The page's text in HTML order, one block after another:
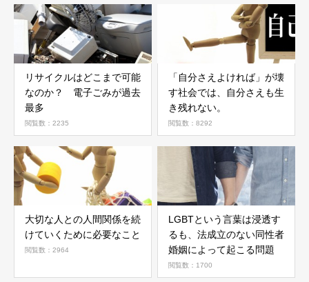
リサイクルはどこまで可能
なのか？ 電子ごみが過去
最多
閲覧数：2235
「自分さえよければ」が壊
す社会では、自分さえも生
き残れない。
閲覧数：8292
大切な人との人間関係を続
けていくために必要なこと
閲覧数：2964
LGBTという言葉は浸透す
るも、法成立のない同性者
婚姻によって起こる問題
閲覧数：1700